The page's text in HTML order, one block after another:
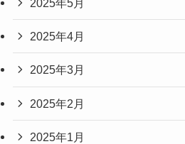
2025年5月
2025年4月
2025年3月
2025年2月
2025年1月